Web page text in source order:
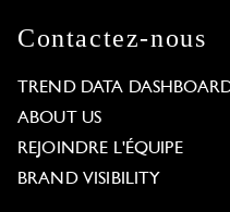
Contactez-nous
TREND DATA
ABOUT US
REJOINDRE L'ÉQUIPE
BRAND VISIBILITY